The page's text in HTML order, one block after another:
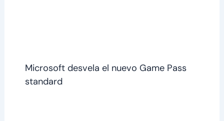
Microsoft desvela el nuevo Game Pass
standard